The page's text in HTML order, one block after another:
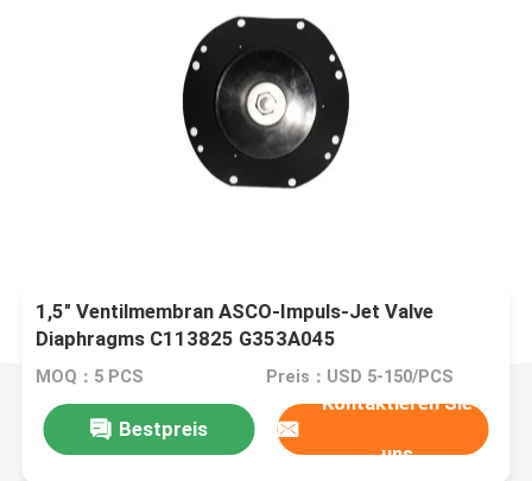
1,5" Ventilmembran ASCO-Impuls-Jet Valve
Diaphragms C113825 G353A045
MOQ：5 PCS Preis：USD 5-150/PCS
Bestpreis
Kontaktieren Sie
uns